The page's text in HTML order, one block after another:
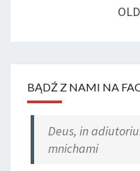
BĄDŹ Z NAMI NA
Deus, in
mnichami